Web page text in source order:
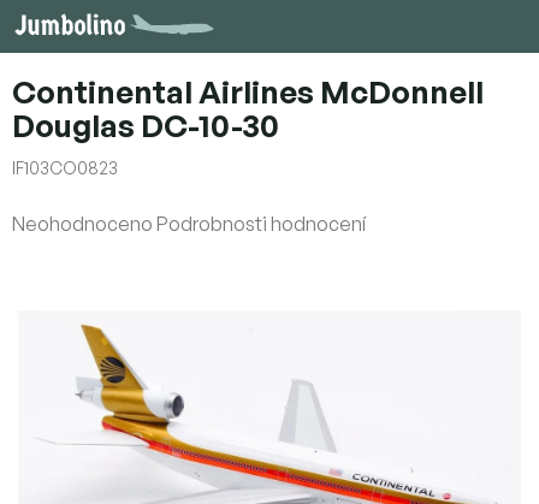
Přejít
na
Continental Airlines McDonnell
Douglas DC-10-30
IF103CO0823
Průměrné
hvězdiček.
Neohodnoceno Podrobnosti hodnocení